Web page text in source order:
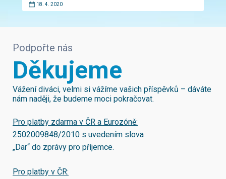
18. 4. 2020
Podpořte nás
Děkujeme
Vážení diváci, velmi si vážíme vašich příspěvků – dáváte
nám naději, že budeme moci pokračovat.
Pro platby zdarma v ČR a Eurozóně:
2502009848/2010 s uvedením slova
„Dar“ do zprávy pro příjemce.
Pro platby v ČR: